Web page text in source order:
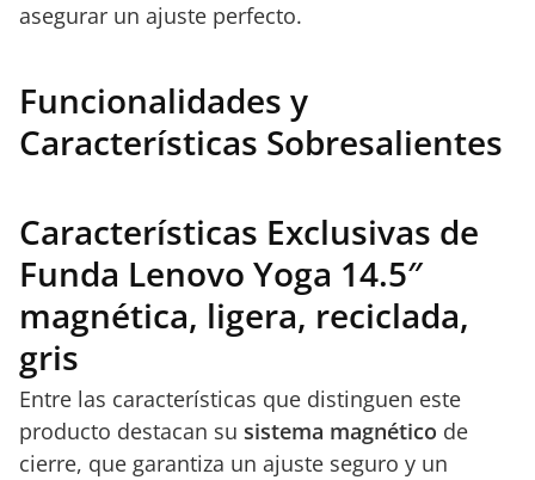
asegurar un ajuste perfecto.
Funcionalidades y
Características Sobresalientes
Características Exclusivas de
Funda Lenovo Yoga 14.5″
magnética, ligera, reciclada,
gris
Entre las características que distinguen este
producto destacan su sistema magnético de
cierre, que garantiza un ajuste seguro y un